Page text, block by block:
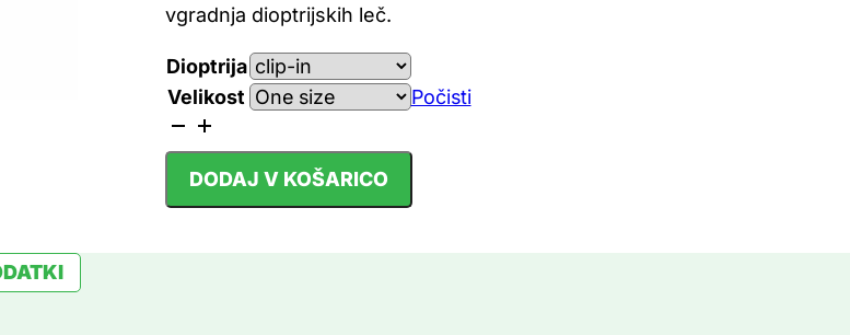
vgradnja dioptrijskih leč.
Dioptrija
Velikost
Počisti
Športna
sončna
očala
Evile
DODAJ V KOŠARICO